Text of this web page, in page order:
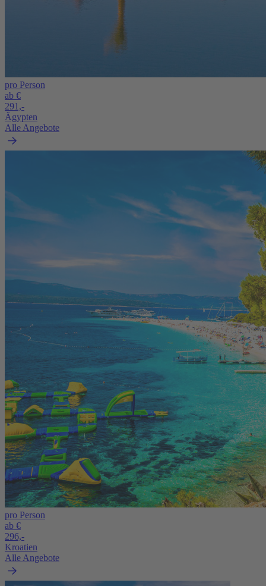
pro Person
ab €
291,-
Ägypten
Alle Angebote
pro Person
ab €
296,-
Kroatien
Alle Angebote